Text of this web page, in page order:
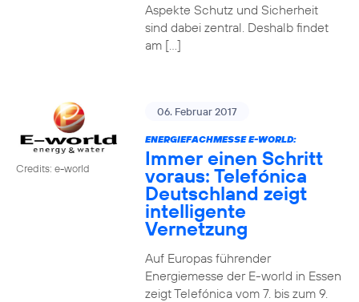
Aspekte Schutz und Sicherheit
sind dabei zentral. Deshalb findet
am […]
Credits: e-world
06. Februar 2017
ENERGIEFACHMESSE E-WORLD:
Immer einen Schritt
voraus: Telefónica
Deutschland zeigt
intelligente
Vernetzung
Auf Europas führender
Energiemesse der E-world in Essen
zeigt Telefónica vom 7. bis zum 9.